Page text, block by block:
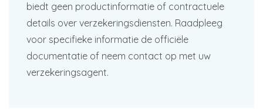
biedt geen productinformatie of contractuele
details over verzekeringsdiensten. Raadpleeg
voor specifieke informatie de officiële
documentatie of neem contact op met uw
verzekeringsagent.